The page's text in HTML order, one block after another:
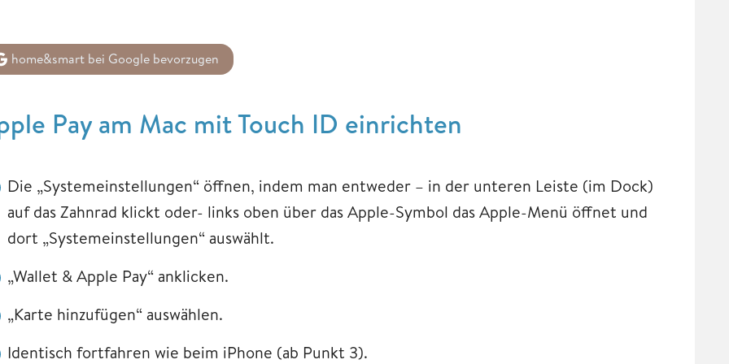
home&smart bei Google bevorzugen
Pay am Mac mit Touch ID einrichten
Die „Systemeinstellungen“ öffnen, indem man entweder – in der unteren Leiste (im Dock)
auf das Zahnrad klickt oder- links oben über das Apple-Symbol das Apple-Menü öffnet und
dort „Systemeinstellungen“ auswählt.
„Wallet & Apple Pay“ anklicken.
„Karte hinzufügen“ auswählen.
Identisch fortfahren wie beim iPhone (ab Punkt 3).